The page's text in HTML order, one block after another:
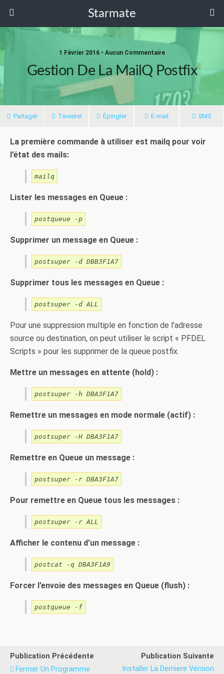
Starmate
1 Février 2016 • Aucun Commentaire
Gestion De La MailQ Postfix
Partager Tweeter Épingler E-mail SMS
La première commande à utiliser est mailq pour voir
l’état des mails:
mailq
Lister les messages en Queue :
postqueue -p
Supprimer un message en Queue :
postsuper -d DBB3F1A7
Supprimer tous les messages en Queue :
postsuper -d ALL
Pour une suppression multiple en fonction de l’adresse
source ou destination, on peut utiliser le script « PFDEL
Scripts » pour les supprimer de la queue postfix.
Mettre un messages en attente (hold) :
postsuper -h DBA3F1A7
Remettre un messages en mode normale (actif) :
postsuper -H DBA3F1A7
Remettre en Queue un message :
postsuper -r DBA3F1A7
Pour remettre en Queue tous les messages :
postsuper -r ALL
Afficher le contenu d’un message :
postcat -q DBA3F1A9
Forcer l’envoie des messages en Queue (flush) :
postqueue -f
Publication Précédente
Fermer Un Programme
Publication Suivante
Installer La Derniere Version